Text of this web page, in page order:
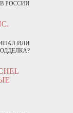
РОССИИ
ИЛИ